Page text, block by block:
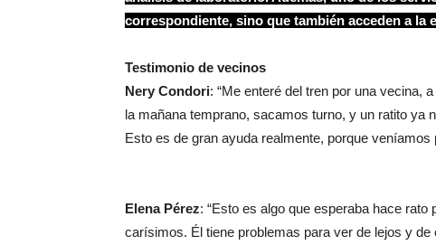
correspondiente, sino que también acceden a la
Testimonio de vecinos
Nery Condori: “Me enteré del tren por una vecina,
la mañana temprano, sacamos turno, y un ratito ya
Esto es de gran ayuda realmente, porque
Elena Pérez: “Esto es algo que esperaba hace
carísimos. Él tiene problemas para ver de lejos y